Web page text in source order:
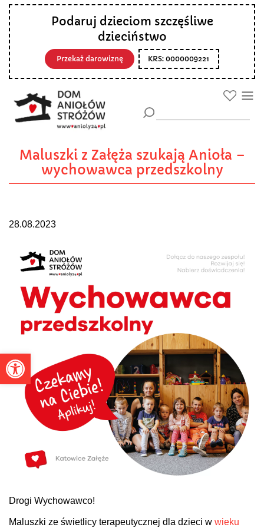
Otwórz pasek narzędzi
Podaruj dzieciom szczęśliwe
dzieciństwo
Przekaż darowiznę KRS: 0000009221
Maluszki z Załęża szukają Anioła –
wychowawca przedszkolny
28.08.2023
Drogi Wychowawco!
Maluszki ze świetlicy terapeutycznej dla dzieci w wieku